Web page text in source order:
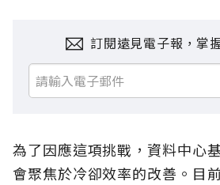
訂閱遠見電子報，掌
為了因應這項挑戰，資料中心
會聚焦於冷卻效率的改善。目